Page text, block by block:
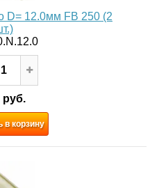
D= 12.0мм FB 250 (2
руб.
в корзину